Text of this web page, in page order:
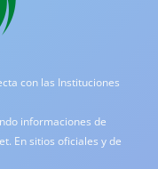
con las Instituciones
informaciones de
En sitios oficiales y de